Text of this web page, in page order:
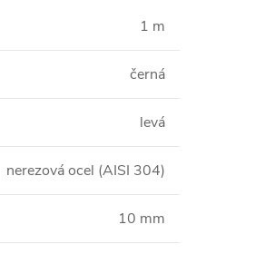
1 m
černá
levá
nerezová ocel (AISI 304)
10 mm